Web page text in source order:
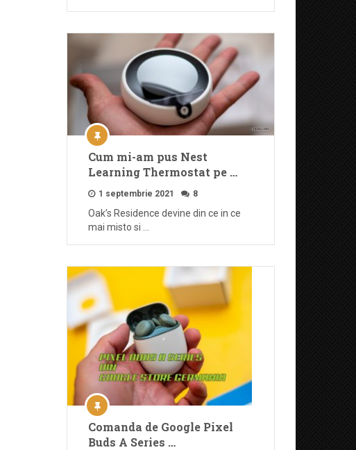
Cum mi-am pus Nest
Learning Thermostat pe …
1 septembrie 2021 8
Oak’s Residence devine din ce in ce
mai misto si …
Comanda de Google Pixel
Buds A Series …